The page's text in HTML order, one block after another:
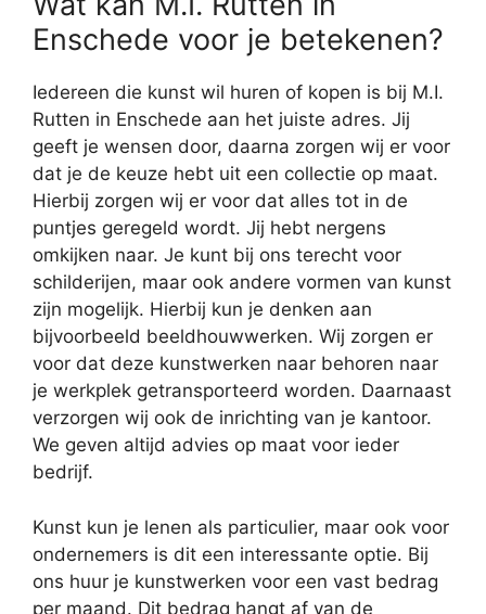
Enschede voor je betekenen?
Iedereen die kunst wil huren of kopen is bij M.I.
Rutten in Enschede aan het juiste adres. Jij
geeft je wensen door, daarna zorgen wij er voor
dat je de keuze hebt uit een collectie op maat.
Hierbij zorgen wij er voor dat alles tot in de
puntjes geregeld wordt. Jij hebt nergens
omkijken naar. Je kunt bij ons terecht voor
schilderijen, maar ook andere vormen van kunst
zijn mogelijk. Hierbij kun je denken aan
bijvoorbeeld beeldhouwwerken. Wij zorgen er
voor dat deze kunstwerken naar behoren naar
je werkplek getransporteerd worden. Daarnaast
verzorgen wij ook de inrichting van je kantoor.
We geven altijd advies op maat voor ieder
bedrijf.
Kunst kun je lenen als particulier, maar ook voor
ondernemers is dit een interessante optie. Bij
ons huur je kunstwerken voor een vast bedrag
per maand. Dit bedrag hangt af van de